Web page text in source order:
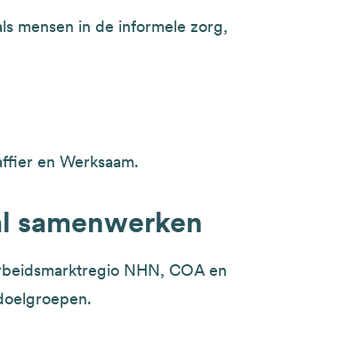
mensen in de informele zorg,
en Werksaam.
samenwerken
NHN, COA en